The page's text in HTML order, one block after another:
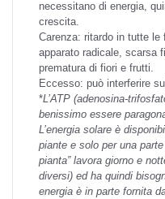
necessitano di energia,
crescita.
Carenza: ritardo in tutte
apparato radicale, scarsa
prematura di fiori e frutti.
Eccesso: può interferire
*L’ATP (adenosina-
benissimo essere
L’energia solare è
piante e solo per una
pianta” lavora giorno e
diversi) ed ha quindi
energia è in parte fornita